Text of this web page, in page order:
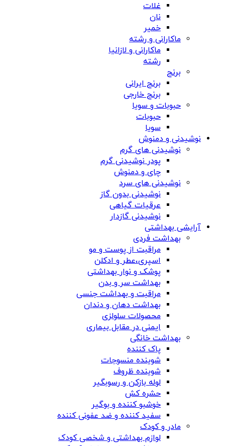
غلات
نان
خمیر
ماکارانی و رشته
ماکارانی و لازانیا
رشته
برنج
برنج ایرانی
برنج خارجی
حبوبات و سویا
حبوبات
سویا
نوشیدنی و دمنوش
نوشیدنی های گرم
پودر نوشیدنی گرم
چای و دمنوش
نوشیدنی های سرد
نوشیدنی بدون گاز
عرقیات گیاهی
نوشیدنی گازدار
آرایشی بهداشتی
بهداشت فردی
مراقبت از پوست و مو
اسپری،عطر و ادکلن
پوشک و نوار بهداشتی
بهداشت سر و بدن
مراقبت و بهداشت جنسی
بهداشت دهان و دندان
محصولات سلولزی
ایمنی در مقابل بیماری
بهداشت خانگی
پاک کننده
شوینده منسوجات
شوینده ظروف
لوله بازکن و رسوبگیر
حشره کش
خوشبو کننده و بوگیر
سفید کننده و ضد عفونی کننده
مادر و کودک
لوازم بهداشتی و شخصی کودک